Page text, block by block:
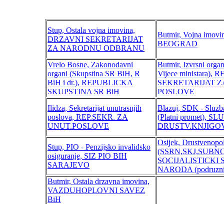
Stup, Ostala vojna imovina,
DRZAVNI SEKRETARIJAT
ZA NARODNU ODBRANU
Butmir, Vojna
BEOGRAD
Vrelo Bosne, Zakonodavni
organi (Skupstina SR BiH, R
BiH i dr.), REPUBLICKA
SKUPSTINA SR BiH
Butmir, Izvrsni
Vijece ministara),
SEKRETARIJAT
POSLOVE
Ilidza, Sekretarijat unutrasnjih
poslova, REP.SEKR. ZA
UNUT.POSLOVE
Blazuj, SDK -
(Platni promet),
Stup, PIO - Penzijsko invalidsko
osiguranje, SIZ PIO BIH
SARAJEVO
Osijek,
SOCIJALISTICKI
NARODA
Butmir, Ostala drzavna imovina,
VAZDUHOPLOVNI SAVEZ
BiH